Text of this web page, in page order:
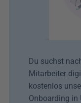
Du suchst
Mitarbeiter
kostenlos
Onboarding in